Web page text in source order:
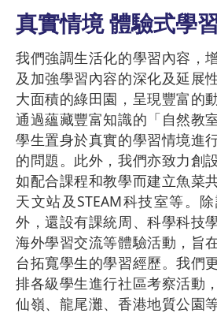
真實情境 體驗式學
我們強調生活化的學習內容，
及加強學習內容的深化及延展
大面積的綠田園，呈現豐富的
通過蘊藏豐富知識的「自然教
學生置身於真實的學習情境進
的問題。此外，我們亦致力創
如配合課程和教學而建立魚菜
天文站及STEAM科技室等。
外，還設有課統周、科學科技
海外學習交流等體驗活動，旨
台拓寬學生的學習經歷。我們
排各級學生進行社區考察活動
仙嶺、龍尾灘、香港地質公園